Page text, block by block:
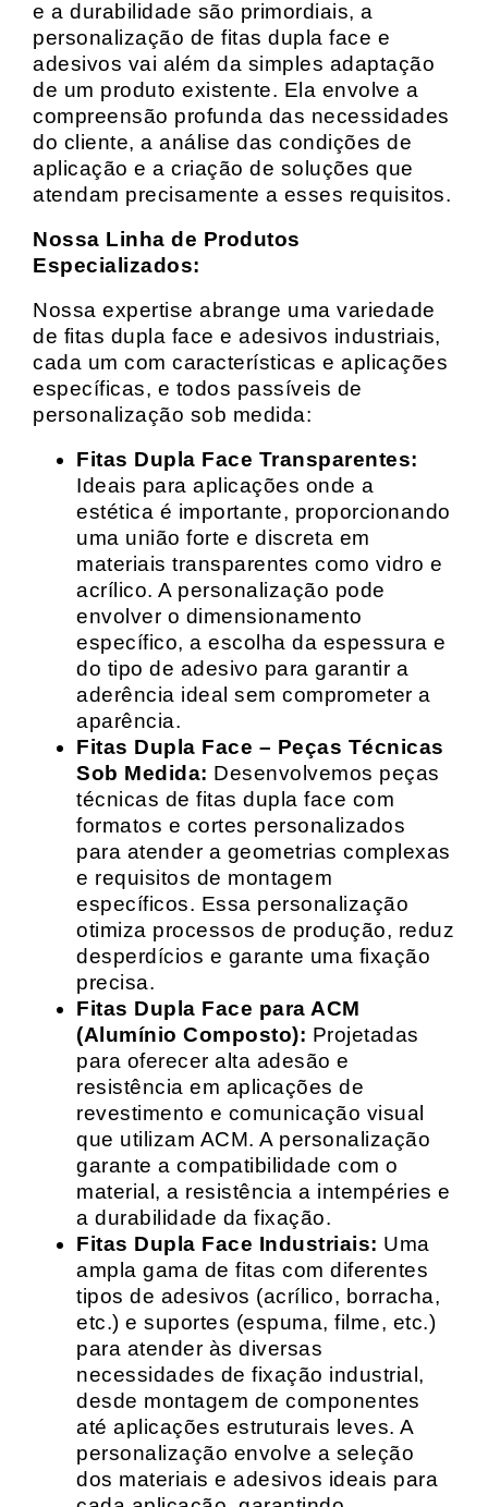
e a durabilidade são primordiais, a
personalização de fitas dupla face e
adesivos vai além da simples adaptação
de um produto existente. Ela envolve a
compreensão profunda das necessidades
do cliente, a análise das condições de
aplicação e a criação de soluções que
atendam precisamente a esses requisitos.
Nossa Linha de Produtos
Especializados:
Nossa expertise abrange uma variedade
de fitas dupla face e adesivos industriais,
cada um com características e aplicações
específicas, e todos passíveis de
personalização sob medida:
Fitas Dupla Face Transparentes:
Ideais para aplicações onde a
estética é importante, proporcionando
uma união forte e discreta em
materiais transparentes como vidro e
acrílico. A personalização pode
envolver o dimensionamento
específico, a escolha da espessura e
do tipo de adesivo para garantir a
aderência ideal sem comprometer a
aparência.
Fitas Dupla Face – Peças Técnicas
Sob Medida: Desenvolvemos peças
técnicas de fitas dupla face com
formatos e cortes personalizados
para atender a geometrias complexas
e requisitos de montagem
específicos. Essa personalização
otimiza processos de produção, reduz
desperdícios e garante uma fixação
precisa.
Fitas Dupla Face para ACM
(Alumínio Composto): Projetadas
para oferecer alta adesão e
resistência em aplicações de
revestimento e comunicação visual
que utilizam ACM. A personalização
garante a compatibilidade com o
material, a resistência a intempéries e
a durabilidade da fixação.
Fitas Dupla Face Industriais: Uma
ampla gama de fitas com diferentes
tipos de adesivos (acrílico, borracha,
etc.) e suportes (espuma, filme, etc.)
para atender às diversas
necessidades de fixação industrial,
desde montagem de componentes
até aplicações estruturais leves. A
personalização envolve a seleção
dos materiais e adesivos ideais para